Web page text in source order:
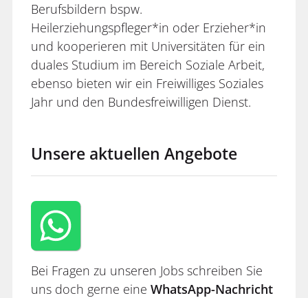
Berufsbildern bspw.
Heilerziehungspfleger*in oder Erzieher*in
und kooperieren mit Universitäten für ein
duales Studium im Bereich Soziale Arbeit,
ebenso bieten wir ein Freiwilliges Soziales
Jahr und den Bundesfreiwilligen Dienst.
Unsere aktuellen Angebote
Bei Fragen zu unseren Jobs schreiben Sie
uns doch gerne eine WhatsApp-Nachricht